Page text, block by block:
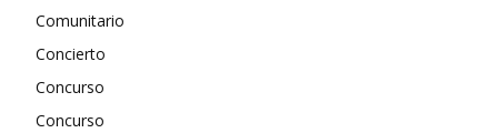
Comunitario
Concierto
Concurso
Concurso